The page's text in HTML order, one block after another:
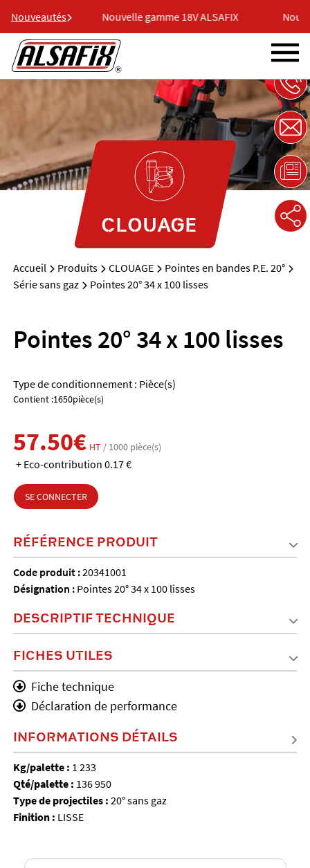
Nouveautés
ALSAFIX Nouvelle gamme 18V ALSAFIX
CLOUAGE
Accueil Produits CLOUAGE
Pointes en bandes P.E. 20°
Série sans gaz
Pointes 20° 34 x 100 lisses
Pointes 20° 34 x 100 lisses
Type de conditionnement : Pièce(s)
Contient :1650pièce(s)
57.50€ HT / 1000 pièce(s)
+ Eco-contribution 0.17 €
SE CONNECTER
RÉFÉRENCE PRODUIT
Code produit :20341001
Désignation : Pointes 20° 34 x 100 lisses
DESCRIPTIF TECHNIQUE
FICHES UTILES
Fiche technique
Déclaration de performance
INFORMATIONS DÉTAILS
Kg/palette : 1 233
Qté/palette : 136 950
Type de projectiles : 20° sans gaz
Finition : LISSE